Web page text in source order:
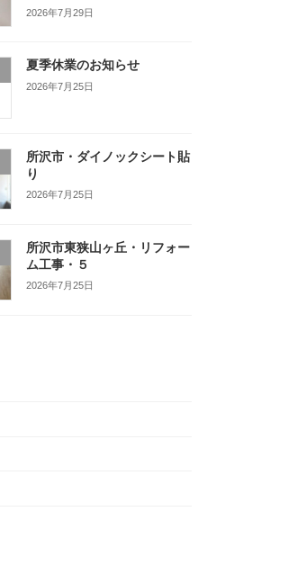
2026年7月29日
夏季休業のお知らせ
2026年7月25日
所沢市・ダイノックシート貼
り
2026年7月25日
所沢市東狭山ヶ丘・リフォー
ム工事・５
2026年7月25日